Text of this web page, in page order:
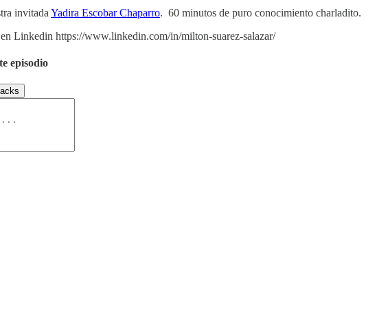
invitada Yadira Escobar Chaparro. 60 minutos de puro conocimiento charladito.
Linkedin https://www.linkedin.com/in/milton-suarez-salazar/
episodio